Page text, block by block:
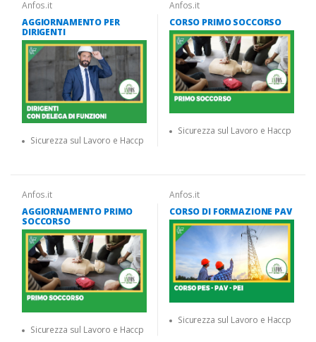
Anfos.it
AGGIORNAMENTO PER
DIRIGENTI
Sicurezza sul Lavoro e Haccp
Anfos.it
CORSO PRIMO SOCCORSO
Sicurezza sul Lavoro e Haccp
Anfos.it
AGGIORNAMENTO PRIMO
SOCCORSO
Sicurezza sul Lavoro e Haccp
Anfos.it
CORSO DI FORMAZIONE PAV
Sicurezza sul Lavoro e Haccp